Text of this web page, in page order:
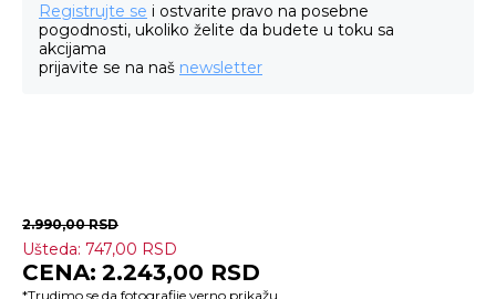
Registrujte se i ostvarite pravo na posebne
pogodnosti, ukoliko želite da budete u toku sa
akcijama
prijavite se na naš newsletter
2.990,00RSD
Ušteda: 747,00 RSD
2.243,00 RSD